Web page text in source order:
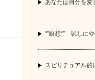
あなたは自分を愛
“”瞑想“” 試しに
スピリチュアル的